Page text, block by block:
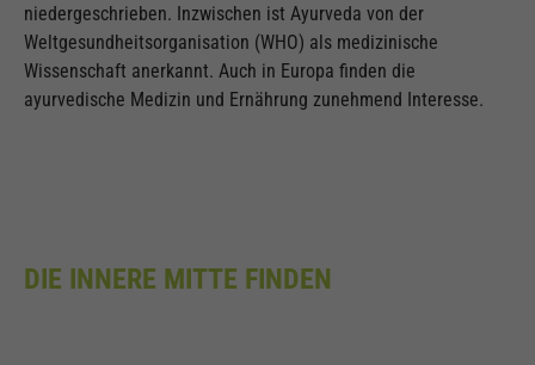
niedergeschrieben. Inzwischen ist Ayurveda von der
Weltgesundheitsorganisation (WHO) als medizinische
Wissenschaft anerkannt. Auch in Europa finden die
ayurvedische Medizin und Ernährung zunehmend Interesse.
DIE INNERE MITTE FINDEN